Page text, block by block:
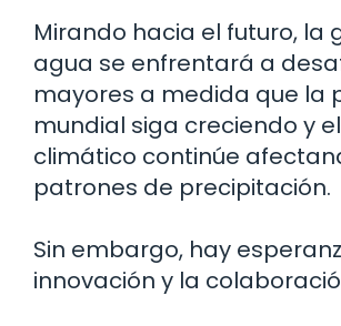
Mirando hacia el futuro, la
agua se enfrentará a
mayores a medida que la
mundial siga creciendo y
climático continúe
patrones de precipitación.
Sin embargo, hay
innovación y la